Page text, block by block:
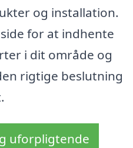
og installation.
for at indhente
i dit område og
rigtige beslutning
uforpligtende